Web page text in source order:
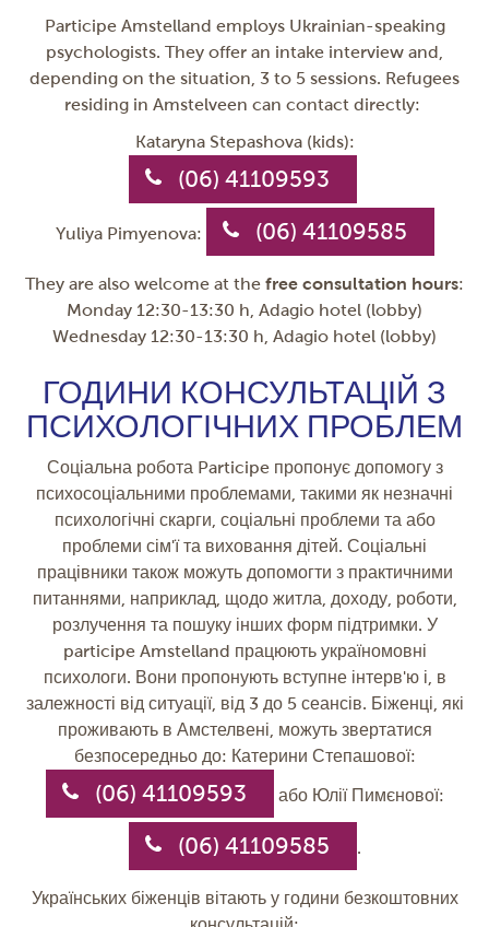
Participe Amstelland employs Ukrainian-speaking
psychologists. They offer an intake interview and,
depending on the situation, 3 to 5 sessions. Refugees
residing in Amstelveen can contact directly:
Kataryna Stepashova (kids):
(06) 41109593
Yuliya Pimyenova: (06) 41109585
They are also welcome at the free consultation hours:
Monday 12:30-13:30 h, Adagio hotel (lobby)
Wednesday 12:30-13:30 h, Adagio hotel (lobby)
ГОДИНИ КОНСУЛЬТАЦІЙ З
ПСИХОЛОГІЧНИХ ПРОБЛЕМ
Соціальна робота Participe пропонує допомогу з
психосоціальними проблемами, такими як незначні
психологічні скарги, соціальні проблеми та або
проблеми сім'ї та виховання дітей. Соціальні
працівники також можуть допомогти з практичними
питаннями, наприклад, щодо житла, доходу, роботи,
розлучення та пошуку інших форм підтримки. У
participe Amstelland працюють україномовні
психологи. Вони пропонують вступне інтерв'ю і, в
залежності від ситуації, від 3 до 5 сеансів. Біженці, які
проживають в Амстелвені, можуть звертатися
безпосередньо до: Катерини Степашової:
(06) 41109593 або Юлії Пимєнової:
(06) 41109585 .
Українських біженців вітають у години безкоштовних